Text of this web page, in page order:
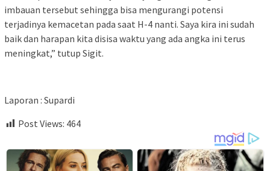
imbauan tersebut sehingga bisa mengurangi potensi
terjadinya kemacetan pada saat H-4 nanti. Saya kira ini sudah
baik dan harapan kita disisa waktu yang ada angka ini terus
meningkat,” tutup Sigit.
Laporan : Supardi
Post Views: 464